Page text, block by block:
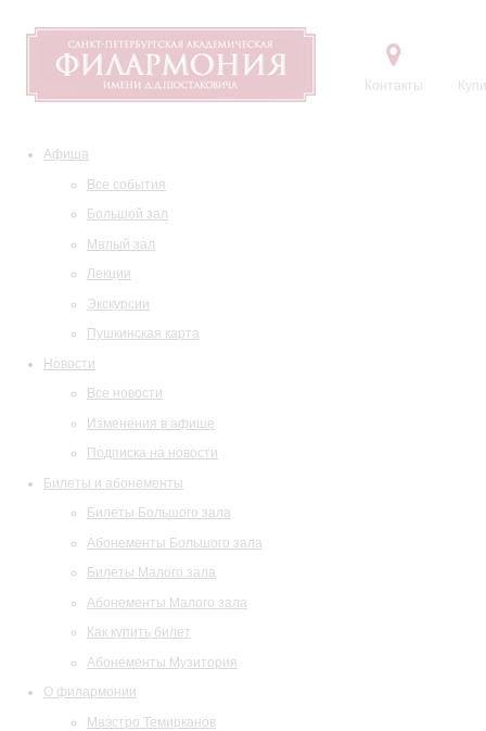
Контакты
Афиша
Все события
Большой зал
Малый зал
Лекции
Экскурсии
Пушкинская карта
Новости
Все новости
Изменения в афише
Подписка на новости
Билеты и абонементы
Билеты Большого зала
Абонементы Большого зала
Билеты Малого зала
Абонементы Малого зала
Как купить билет
Абонементы Музитория
О филармонии
Маэстро Темирканов